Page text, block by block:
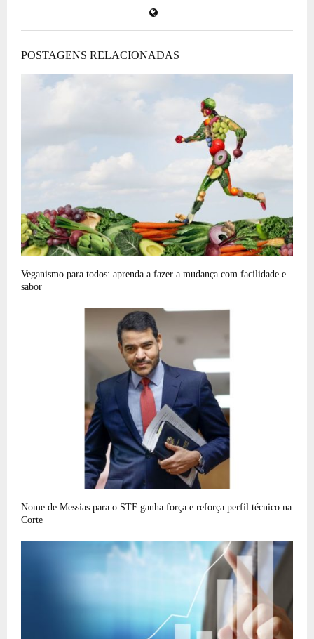
POSTAGENS RELACIONADAS
Veganismo para todos: aprenda a fazer a mudança com facilidade e
sabor
Nome de Messias para o STF ganha força e reforça perfil técnico na
Corte